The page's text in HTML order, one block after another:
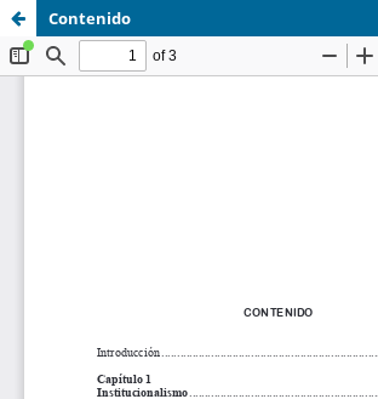
Contenido